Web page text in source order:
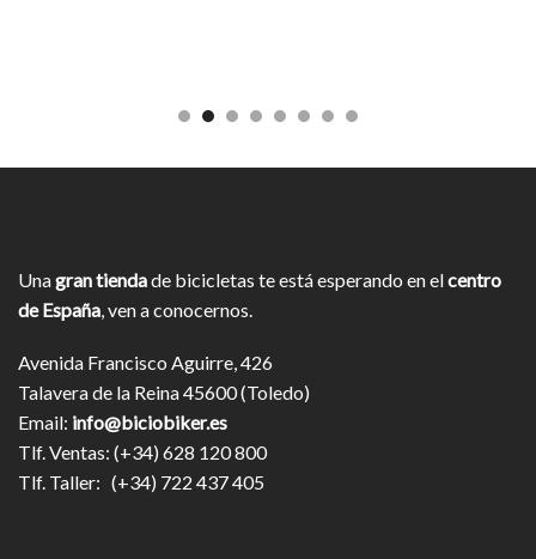
Unagran tiendade bicicletas te está esperando en elcentro
de España, ven a conocernos.
Avenida Francisco Aguirre, 426
Talavera de la Reina 45600 (Toledo)
Email: info@biciobiker.es
Tlf. Ventas: (+34) 628 120 800
Tlf. Taller: (+34) 722 437 405